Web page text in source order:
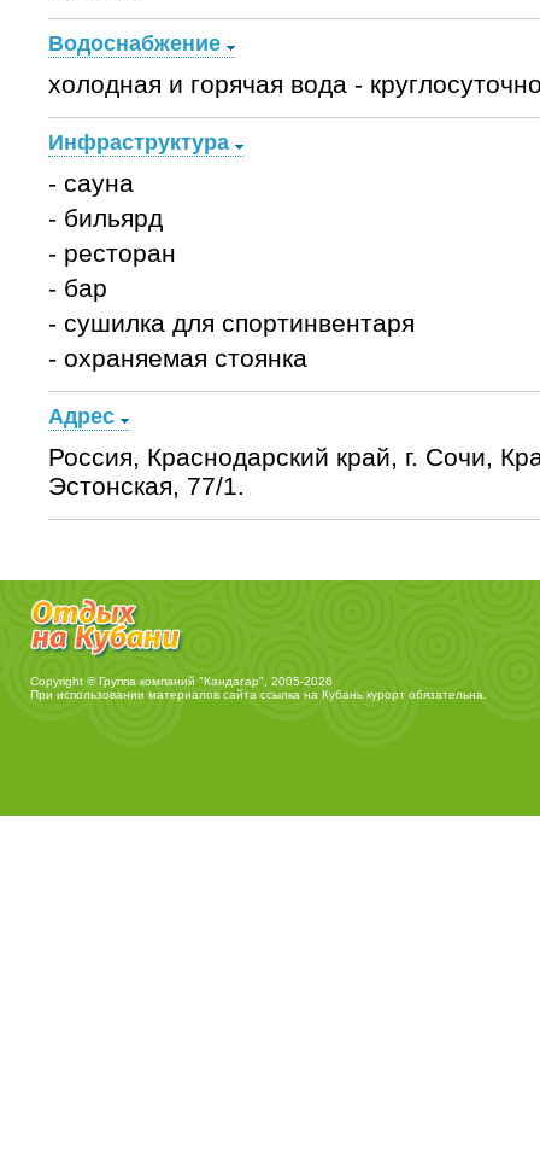
Водоснабжение
холодная и горячая вода -
Инфраструктура
- сауна
- бильярд
- ресторан
- бар
- сушилка для спортинвентаря
- охраняемая стоянка
Адрес
Россия, Краснодарский край, г. Сочи,
Эстонская, 77/1.
Copyright © Группа компаний "Кандагар", 2005-2026
При использовании материалов сайта ссылка на Кубань курорт обязательна.